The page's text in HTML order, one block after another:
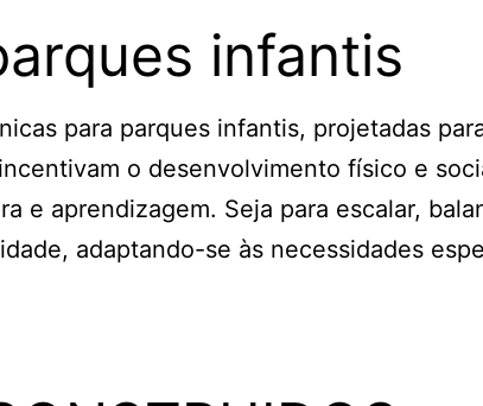
infantis
para parques infantis, projetadas
o desenvolvimento físico e
e aprendizagem. Seja para escalar,
adaptando-se às necessidades